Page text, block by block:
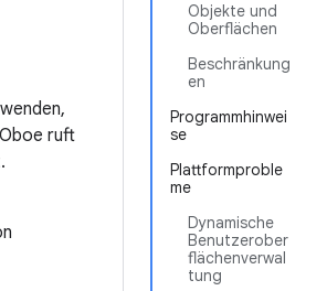
Objekte und
Oberflächen
Beschränkung
en
Programmhinwei
se
Plattformproble
me
Dynamische
Benutzerober
flächenverwal
tung
ruft